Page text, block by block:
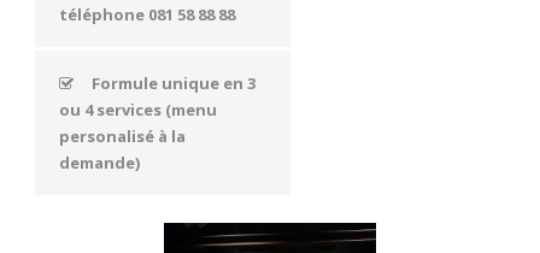
téléphone 081 58 88 88
Formule unique en 3
ou 4 services (menu
personalisé à la
demande)